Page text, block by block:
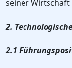
seiner Wirtschaft
2.
2.1